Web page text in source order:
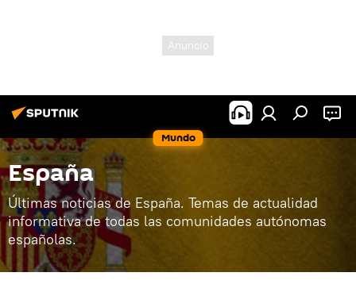
Mundo
España
Últimas noticias de España. Temas de actualidad
informativa de todas las comunidades autónomas
españolas.